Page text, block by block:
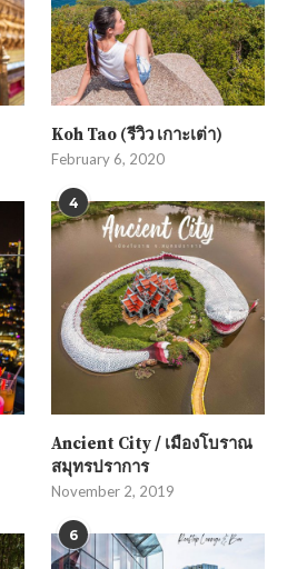
Koh Tao (รีวิว เกาะเต่า)
February 6, 2020
4
Ancient City / เมืองโบราณ
สมุทรปราการ
November 2, 2019
6